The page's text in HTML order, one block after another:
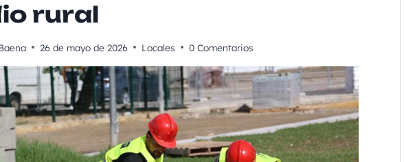
rural
26 de mayo de 2026 Locales 0 Comentarios